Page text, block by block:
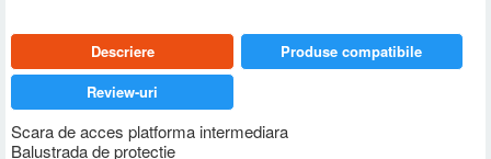
Descriere
Scara de acces platforma intermediara
Balustrada de protectie
Produse compatibile
Review-uri